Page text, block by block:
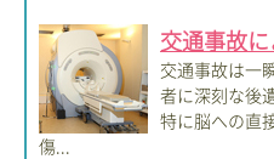
交通事故
交通事故は一
者に深刻な後
特に脳への直
傷...